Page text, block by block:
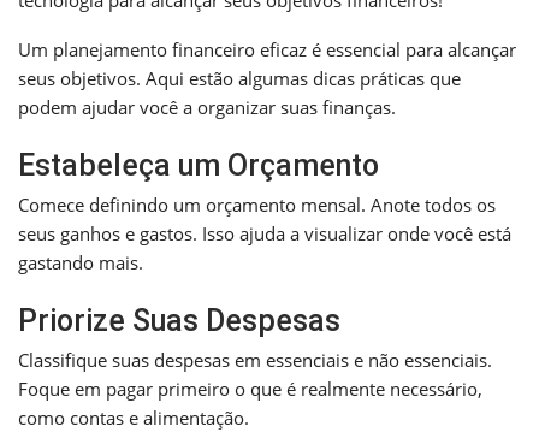
Um planejamento financeiro eficaz é essencial para alcançar
seus objetivos. Aqui estão algumas dicas práticas que
podem ajudar você a organizar suas finanças.
Estabeleça um Orçamento
Comece definindo um orçamento mensal. Anote todos os
seus ganhos e gastos. Isso ajuda a visualizar onde você está
gastando mais.
Priorize Suas Despesas
Classifique suas despesas em essenciais e não essenciais.
Foque em pagar primeiro o que é realmente necessário,
como contas e alimentação.